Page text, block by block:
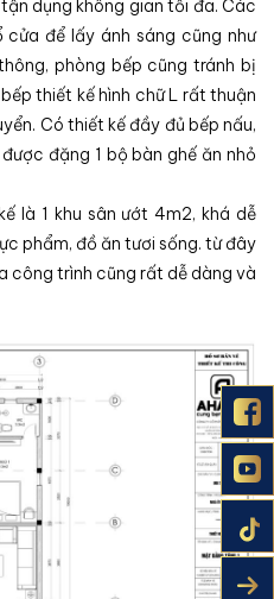
dụng không gian tối đa. Các
để lấy ánh sáng cũng như
phòng bếp cũng tránh bị
thiết kế hình chữ L rất thuận
Có thiết kế đầy đủ bếp nấu,
đặng 1 bộ bàn ghế ăn nhỏ
là 1 khu sân ướt 4m2, khá dễ
phẩm, đồ ăn tươi sống. từ đây
công trình cũng rất dễ dàng và